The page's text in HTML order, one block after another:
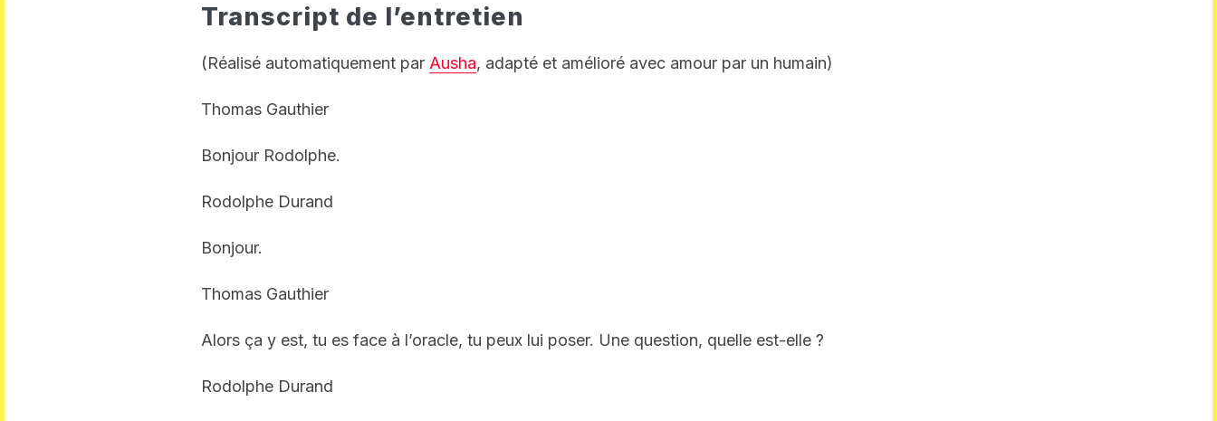
Transcript de l’entretien
(Réalisé automatiquement par Ausha, adapté et amélioré avec amour par un humain)
Thomas Gauthier
Bonjour Rodolphe.
Rodolphe Durand
Bonjour.
Thomas Gauthier
Alors ça y est, tu es face à l’oracle, tu peux lui poser. Une question, quelle est-elle ?
Rodolphe Durand